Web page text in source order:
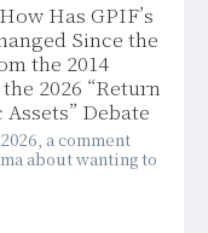
Has GPIF’s
Since the
the 2014
2026 “Return
Debate
a comment
about wanting to